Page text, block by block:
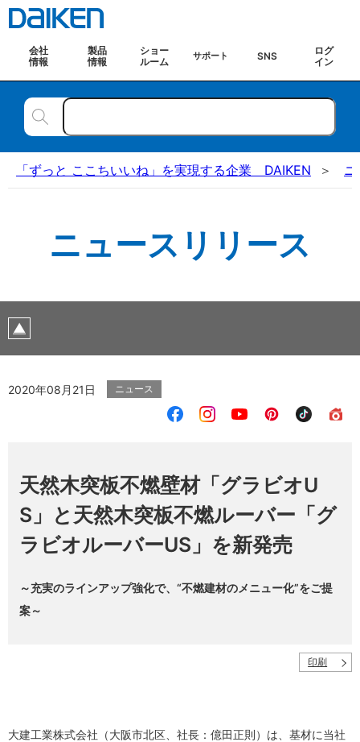
会社
情報
製品
情報
ショー
ルーム
サポート SNS
ログ
イン
「ずっと ここちいいね」を実現する企業 DAIKEN
ニュースリリース
2020年08月21日 ニュース
天然木突板不燃壁材「グラビオU
S」と天然木突板不燃ルーバー「グ
ラビオルーバーUS」を新発売
～充実のラインアップ強化で、“不燃建材のメニュー化”をご提
案～
印刷
大建工業株式会社（大阪市北区、社長：億田正則）は、基材に当社